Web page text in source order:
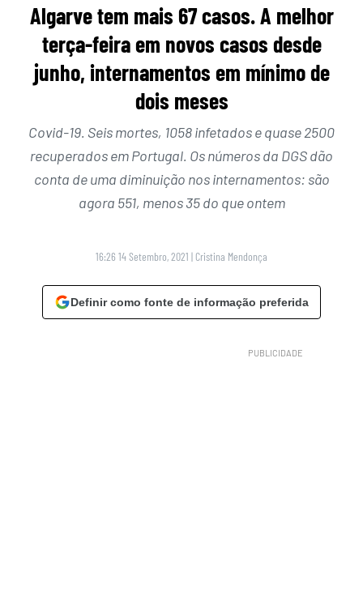
Algarve tem mais 67 casos. A melhor
terça-feira em novos casos desde
junho, internamentos em mínimo de
dois meses
Covid-19. Seis mortes, 1058 infetados e quase 2500
recuperados em Portugal. Os números da DGS dão
conta de uma diminuição nos internamentos: são
agora 551, menos 35 do que ontem
16:26 14 Setembro, 2021 | Cristina Mendonça
Definir como fonte de informação preferida